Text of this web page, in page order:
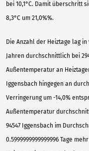
bei 10,1°C. Damit überschritt
8,3°C um 21,0%%.
Die Anzahl der Heiztage lag
Jahren durchschnittlich bei
Außentemperatur an
Iggensbach hingegen an
Verringerung um -14,0%
Außentemperatur
94547 Iggensbach im
0.5999999999999996 Tage